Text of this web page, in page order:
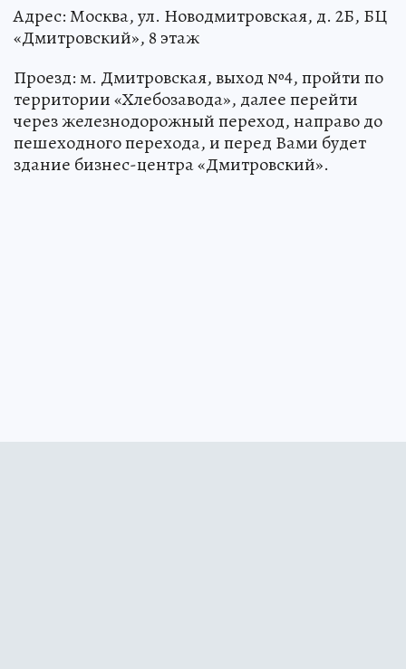
Адрес: Москва, ул. Новодмитровская, д. 2Б, БЦ
«Дмитровский», 8 этаж
Проезд: м. Дмитровская, выход №4, пройти по
территории «Хлебозавода», далее перейти
через железнодорожный переход, направо до
пешеходного перехода, и перед Вами будет
здание бизнес-центра «Дмитровский».